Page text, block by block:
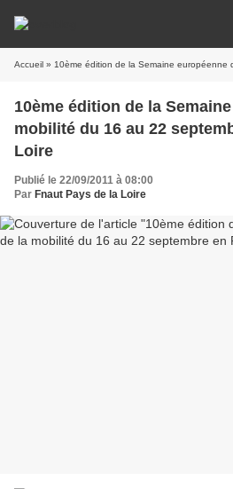
Accueil » 10ème édition de la Semaine européenne de la
10ème édition de la
mobilité du 16 au 22
Loire
Publié le 22/09/2011 à 08:00
Par Fnaut Pays de la Loire